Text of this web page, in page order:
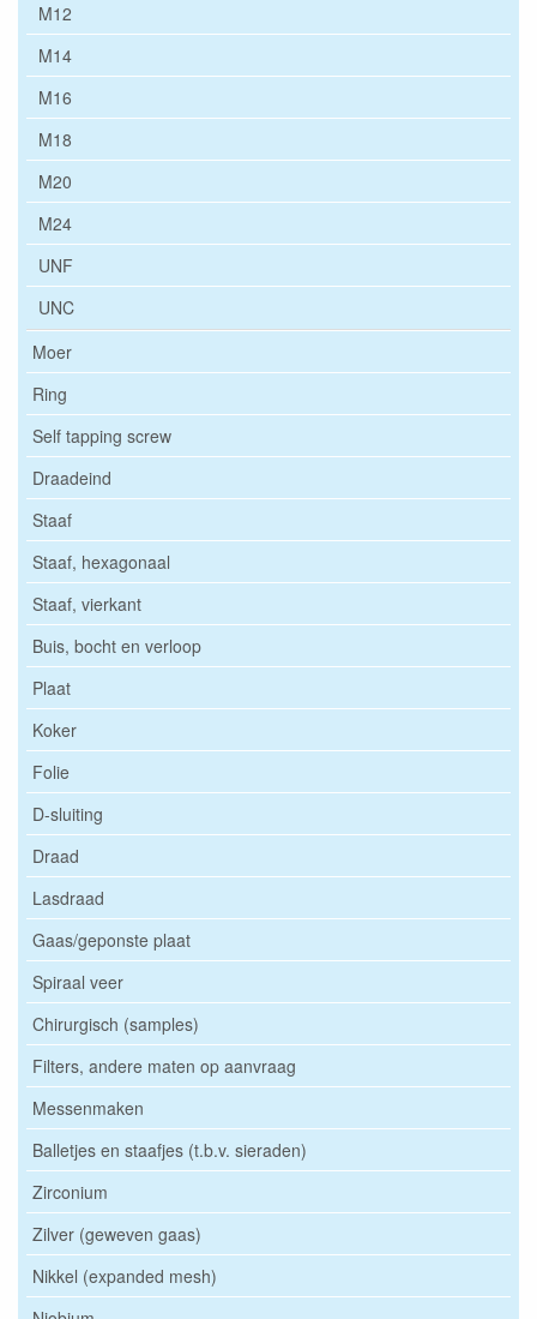
M12
M14
M16
M18
M20
M24
UNF
UNC
Moer
Ring
Self tapping screw
Draadeind
Staaf
Staaf, hexagonaal
Staaf, vierkant
Buis, bocht en verloop
Plaat
Koker
Folie
D-sluiting
Draad
Lasdraad
Gaas/geponste plaat
Spiraal veer
Chirurgisch (samples)
Filters, andere maten op aanvraag
Messenmaken
Balletjes en staafjes (t.b.v. sieraden)
Zirconium
Zilver (geweven gaas)
Nikkel (expanded mesh)